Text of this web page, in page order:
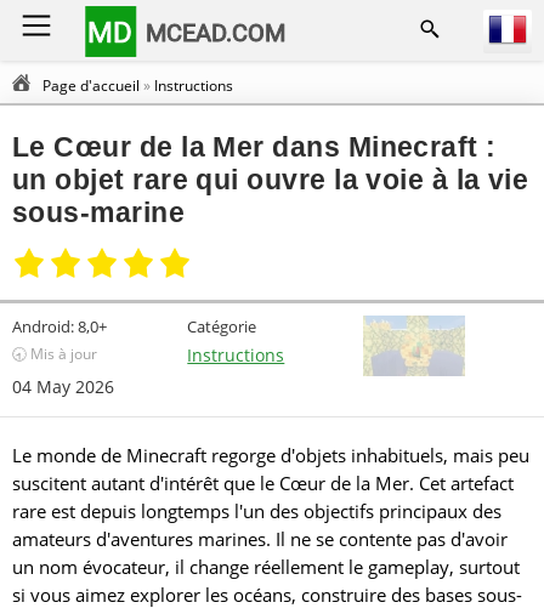
MD MCEAD.COM
Page d'accueil » Instructions
Le Cœur de la Mer dans Minecraft :
un objet rare qui ouvre la voie à la vie
sous-marine
Android:8,0+
🕣 Mis à jour
04 May 2026
Catégorie
Instructions
Le monde de Minecraft regorge d'objets inhabituels, mais peu
suscitent autant d'intérêt que le Cœur de la Mer. Cet artefact
rare est depuis longtemps l'un des objectifs principaux des
amateurs d'aventures marines. Il ne se contente pas d'avoir
un nom évocateur, il change réellement le gameplay, surtout
si vous aimez explorer les océans, construire des bases sous-